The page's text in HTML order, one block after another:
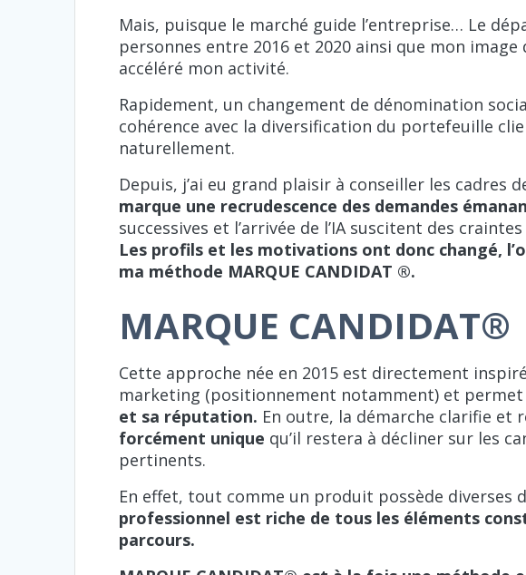
Mais, puisque le marché guide l’entreprise… Le
personnes entre 2016 et 2020 ainsi que mon
accéléré mon activité.
Rapidement, un changement de dénomination
cohérence avec la diversification du portefeuille
naturellement.
Depuis, j’ai eu grand plaisir à conseiller les cadres
marque une recrudescence des demandes
successives et l’arrivée de l’IA suscitent des
Les profils et les motivations ont donc changé,
ma méthode MARQUE CANDIDAT ®.
MARQUE CANDIDAT®
Cette approche née en 2015 est directement
marketing (positionnement notamment) et permet
et sa réputation. En outre, la démarche clarifie et
forcément unique qu’il restera à décliner sur les
pertinents.
En effet, tout comme un produit possède diverses
professionnel est riche de tous les éléments
parcours.